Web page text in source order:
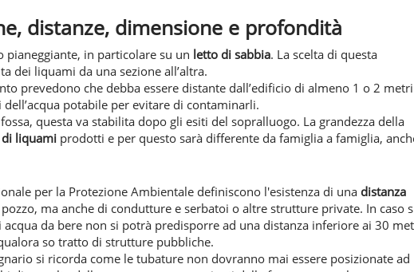
distanze, dimensione e profondità
pianeggiante, in particolare su un letto di sabbia. La scelta di questa
dei liquami da una sezione all’altra.
prevedono che debba essere distante dall’edificio di almeno 1 o 2
potabile per evitare di contaminarli.
questa va stabilita dopo gli esiti del sopralluogo. La grandezza della
liquami prodotti e per questo sarà differente da famiglia a famiglia,
per la Protezione Ambientale definiscono l'esistenza di una distanza
ma anche di condutture e serbatoi o altre strutture private. In caso
da bere non si potrà predisporre ad una distanza inferiore ai 30
so tratto di strutture pubbliche.
si ricorda come le tubature non dovranno mai essere posizionate ad